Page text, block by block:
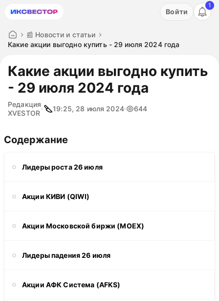
Акция: бесплатный пробный период на 3 дня!
Войти
1
📰 Новости и статьи
Какие акции выгодно купить - 29 июля 2024 года
Какие акции выгодно купить
- 29 июля 2024 года
Редакция
XVESTOR
19:25, 28 июля 2024 644
Содержание
Лидеры роста 26 июля
Акции КИВИ (QIWI)
Акции Московской биржи (MOEX)
Лидеры падения 26 июля
Акции АФК Система (AFKS)